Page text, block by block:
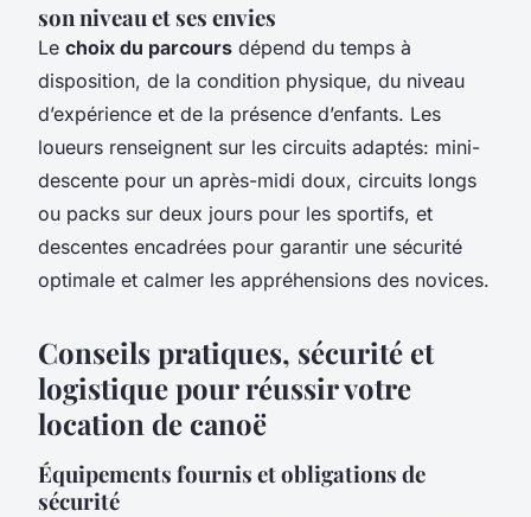
son niveau et ses envies
Le choix du parcours dépend du temps à
disposition, de la condition physique, du niveau
d’expérience et de la présence d’enfants. Les
loueurs renseignent sur les circuits adaptés: mini-
descente pour un après-midi doux, circuits longs
ou packs sur deux jours pour les sportifs, et
descentes encadrées pour garantir une sécurité
optimale et calmer les appréhensions des novices.
Conseils pratiques, sécurité et
logistique pour réussir votre
location de canoë
Équipements fournis et obligations de
sécurité